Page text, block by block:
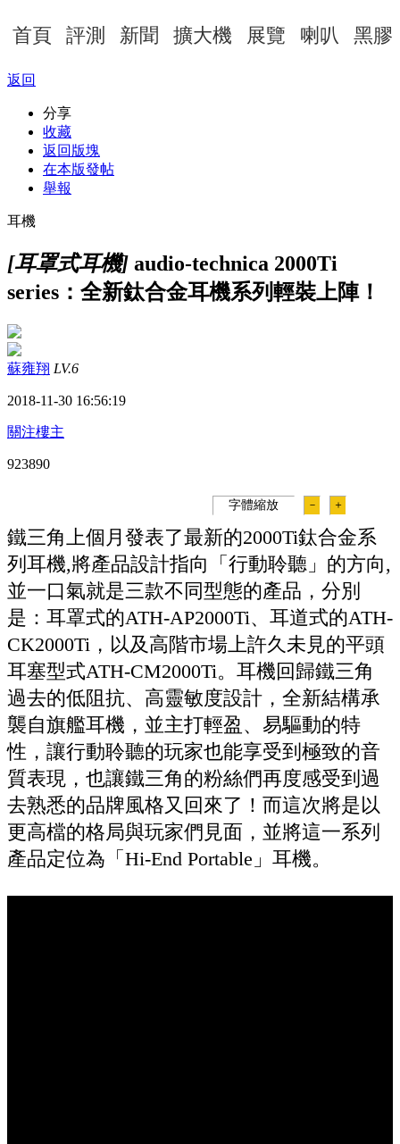
首頁 評測 新聞 擴大機 展覽 喇叭 黑膠
返回
分享
收藏
返回版塊
在本版發帖
舉報
耳機
[耳罩式耳機] audio-technica 2000Ti
series：全新鈦合金耳機系列輕裝上陣！
蘇雍翔 LV.6
2018-11-30 16:56:19
關注樓主
923890
字體縮放 － ＋
鐵三角上個月發表了最新的2000Ti鈦合金系
列耳機,將產品設計指向「行動聆聽」的方向,
並一口氣就是三款不同型態的產品，分別
是：耳罩式的ATH-AP2000Ti、耳道式的ATH-
CK2000Ti，以及高階市場上許久未見的平頭
耳塞型式ATH-CM2000Ti。耳機回歸鐵三角
過去的低阻抗、高靈敏度設計，全新結構承
襲自旗艦耳機，並主打輕盈、易驅動的特
性，讓行動聆聽的玩家也能享受到極致的音
質表現，也讓鐵三角的粉絲們再度感受到過
去熟悉的品牌風格又回來了！而這次將是以
更高檔的格局與玩家們見面，並將這一系列
產品定位為「Hi-End Portable」耳機。